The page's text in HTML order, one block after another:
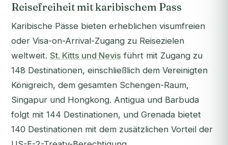
Reisefreiheit mit karibischem Pass
Karibische Pässe bieten erheblichen visumfreien
oder Visa-on-Arrival-Zugang zu Reisezielen
weltweit. St. Kitts und Nevis führt mit Zugang zu
148 Destinationen, einschließlich dem Vereinigten
Königreich, dem gesamten Schengen-Raum,
Singapur und Hongkong. Antigua und Barbuda
folgt mit 144 Destinationen, und Grenada bietet
140 Destinationen mit dem zusätzlichen Vorteil der